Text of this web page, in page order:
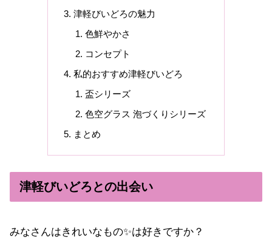
津軽びいどろの魅力
色鮮やかさ
コンセプト
私的おすすめ津軽びいどろ
盃シリーズ
色空グラス 泡づくりシリーズ
まとめ
津軽びいどろとの出会い
みなさんはきれいなもの✨は好きですか？